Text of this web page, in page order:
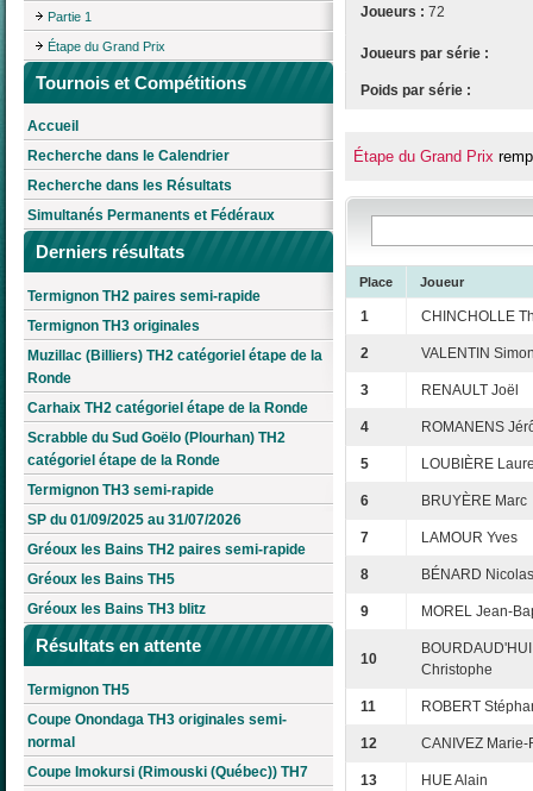
Partie 1
Étape du Grand Prix
Tournois et Compétitions
Accueil
Recherche dans le Calendrier
Recherche dans les Résultats
Simultanés Permanents et Fédéraux
Derniers résultats
Termignon TH2 paires semi-rapide
Termignon TH3 originales
Muzillac (Billiers) TH2 catégoriel étape de la
Ronde
Carhaix TH2 catégoriel étape de la Ronde
Scrabble du Sud Goëlo (Plourhan) TH2
catégoriel étape de la Ronde
Termignon TH3 semi-rapide
SP du 01/09/2025 au 31/07/2026
Gréoux les Bains TH2 paires semi-rapide
Gréoux les Bains TH5
Gréoux les Bains TH3 blitz
Résultats en attente
Termignon TH5
Coupe Onondaga TH3 originales semi-
normal
Coupe Imokursi (Rimouski (Québec)) TH7
Joueurs : 72
Joueurs par série :
Poids par série :
Étape du Grand Prix
Place Joueur
1 CHINCHOLLE
2 VALENTIN
3 RENAULT Joël
4 ROMANENS
5 LOUBIÈRE
6 BRUYÈRE Marc
7 LAMOUR Yves
8 BÉNARD Nicolas
9 MOREL Jean-
10
BOURDAUD'HUI
Christophe
11 ROBERT
12 CANIVEZ Marie-
13 HUE Alain